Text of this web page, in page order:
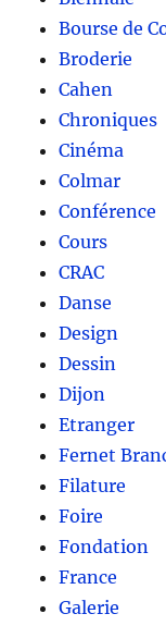
Bourse de
Broderie
Cahen
Chroniques
Cinéma
Colmar
Conférence
Cours
CRAC
Danse
Design
Dessin
Dijon
Etranger
Fernet
Filature
Foire
Fondation
France
Galerie